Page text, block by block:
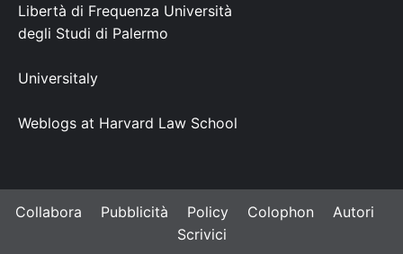
Libertà di Frequenza Università
degli Studi di Palermo
Universitaly
Weblogs at Harvard Law School
Collabora Pubblicità Policy Colophon
Autori
Scrivici